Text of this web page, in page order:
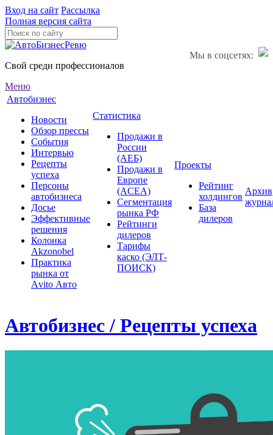
Вход на сайт Рассылка
Полная версия сайта
Мы в соцсетях:
Свой среди профессионалов
Меню
Автобизнес
Новости
Обзор прессы
События
Интервью
Рецепты
успеха
Персоны
автобизнеса
Досье
Эффективные
решения
Колонка
Akzonobel
Практика
рынка от
Аvito Авто
Статистика
Продажи в
России
(АЕБ)
Продажи в
Европе
(ACEA)
Сегментация
рынка РФ
Рейтинги
дилеров
Тарифы
каско (ЭЛТ-
ПОИСК)
Проекты
Рейтинг
холдингов
База
дилеров
Архив
Автобизнес / Рецепты успеха